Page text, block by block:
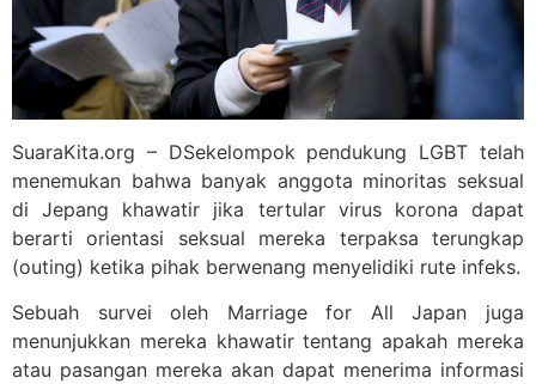
SuaraKita.org – DSekelompok pendukung LGBT telah
menemukan bahwa banyak anggota minoritas seksual
di Jepang khawatir jika tertular virus korona dapat
berarti orientasi seksual mereka terpaksa terungkap
(outing) ketika pihak berwenang menyelidiki rute infeks.
Sebuah survei oleh Marriage for All Japan juga
menunjukkan mereka khawatir tentang apakah mereka
atau pasangan mereka akan dapat menerima informasi